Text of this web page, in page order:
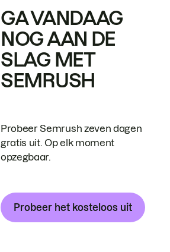
GA VANDAAG
NOG AAN DE
SLAG MET
SEMRUSH
Probeer Semrush zeven dagen
gratis uit. Op elk moment
opzegbaar.
Probeer het kosteloos uit